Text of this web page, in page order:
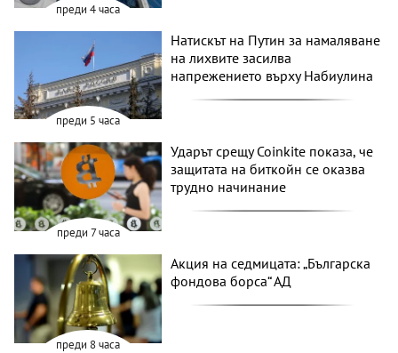
преди 4 часа
преди 5 часа
Натискът на Путин за намаляване
на лихвите засилва
напрежението върху Набиулина
преди 7 часа
Ударът срещу Coinkite показа, че
защитата на биткойн се оказва
трудно начинание
преди 8 часа
Акция на седмицата: „Българска
фондова борса“ АД